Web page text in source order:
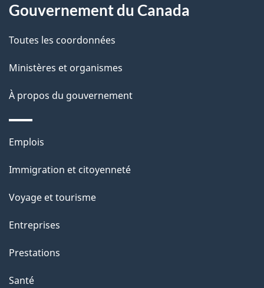
i
l
s
d
e
l
a
p
a
g
e
propos
de
ce
site
Gouvernement du Canada
Toutes les coordonnées
Ministères et organismes
À propos du gouvernement
Thèmes
sujets
Emplois
Immigration et citoyenneté
Voyage et tourisme
Entreprises
Prestations
Santé